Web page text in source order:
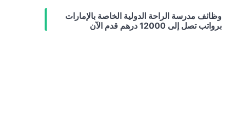
وظائف مدرسة الراحة الدولية الخاصة بالإمارات
برواتب تصل إلى 12000 درهم قدم الآن